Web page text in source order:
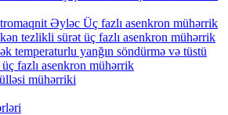
Əyləc Üç fazlı asenkron mühərrik
tezlikli sürət üç fazlı asenkron mühərrik
temperaturlu yanğın söndürmə və tüstü
üç fazlı asenkron mühərrik
mühərriki